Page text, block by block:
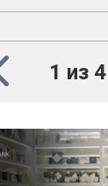
1 из 4